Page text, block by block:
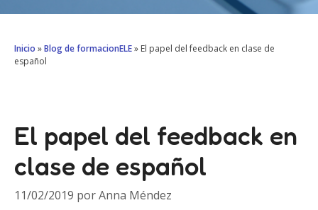
Inicio »Blog de formacionELE» El papel del feedback en clase de
español
El papel del feedback en
clase de español
11/02/2019 porAnna Méndez